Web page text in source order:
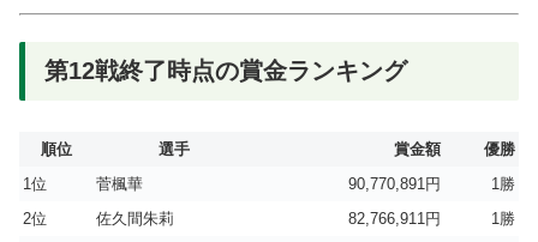
第12戦終了時点の賞金ランキング
順位 選手 賞金額
優勝
1位
菅楓華 90,770,891円
1勝
2位
佐久間朱莉 82,766,911円
1勝